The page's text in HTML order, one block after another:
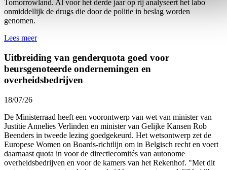
Tomorrowland. Al voor het derde jaar op rij analyseert het labo
onmiddellijk de drugs die door de politie in beslag worden
genomen.
Lees meer
Uitbreiding van genderquota goed voor
beursgenoteerde ondernemingen en
overheidsbedrijven
18/07/26
De Ministerraad heeft een voorontwerp van wet van minister van
Justitie Annelies Verlinden en minister van Gelijke Kansen Rob
Beenders in tweede lezing goedgekeurd. Het wetsontwerp zet de
Europese Women on Boards-richtlijn om in Belgisch recht en voert
daarnaast quota in voor de directiecomités van autonome
overheidsbedrijven en voor de kamers van het Rekenhof. "Met dit